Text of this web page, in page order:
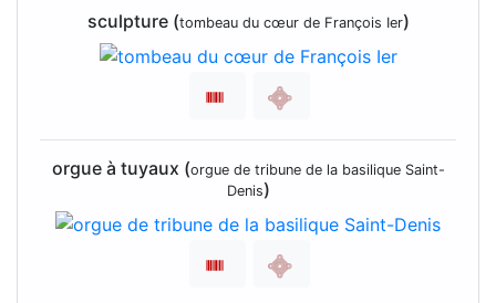
sculpture (tombeau du cœur de François Ier)
orgue à tuyaux (orgue de tribune de la basilique Saint-
Denis)